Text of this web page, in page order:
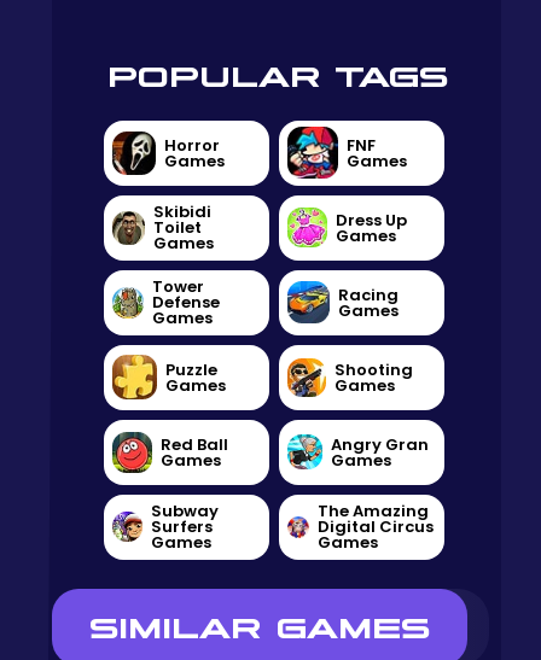
POPULAR TAGS
Horror
Games
FNF
Games
Skibidi
Toilet
Games
Dress Up
Games
Tower
Defense
Games
Racing
Games
Puzzle
Games
Shooting
Games
Red Ball
Games
Angry Gran
Games
Subway
Surfers
Games
The Amazing
Digital Circus
Games
SIMILAR GAMES